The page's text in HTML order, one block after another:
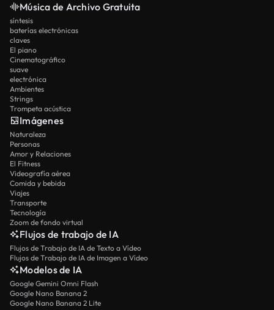
Música de Archivo Gratuita
síntesis
baterías electrónicas
claves
El piano
Cinematográfico
suave
electrónica
Ambientes
Strings
Trompeta acústica
Imágenes
Naturaleza
Personas
Amor y Relaciones
El Fitness
Videografía aérea
Comida y bebida
Viajes
Transporte
Tecnología
Zoom de fondo virtual
Flujos de trabajo de IA
Flujos de Trabajo de IA de Texto a Vídeo
Flujos de Trabajo de IA de Imagen a Vídeo
Modelos de IA
Google Gemini Omni Flash
Google Nano Banana 2
Google Nano Banana 2 Lite